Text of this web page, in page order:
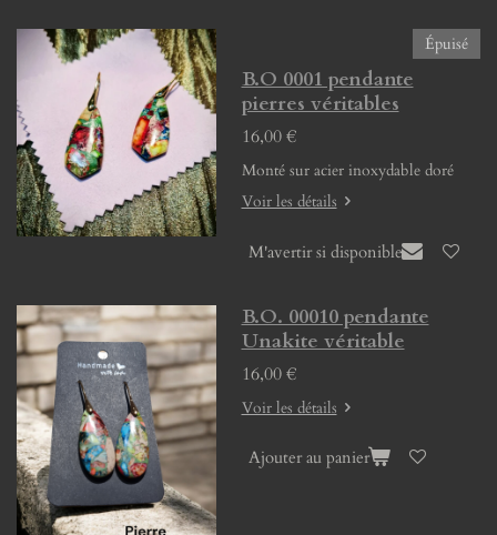
Épuisé
B.O 0001 pendante
pierres véritables
16,00 €
Monté sur acier inoxydable doré
Voir les détails
M'avertir si disponible
B.O. 00010 pendante
Unakite véritable
16,00 €
Voir les détails
Ajouter au panier